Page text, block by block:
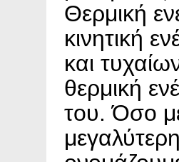
Θερμική
κινητική
και
θερμική
του. Όσο